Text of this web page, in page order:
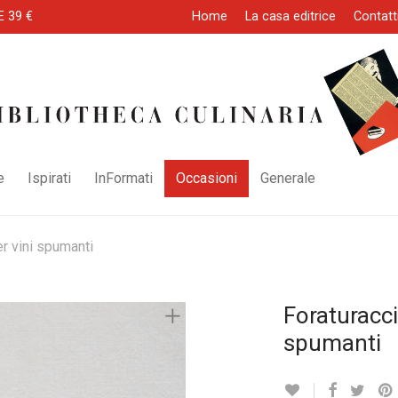
39 € Home La casa editrice
Ispirati InFormati Occasioni Generale
vini spumanti
spumanti